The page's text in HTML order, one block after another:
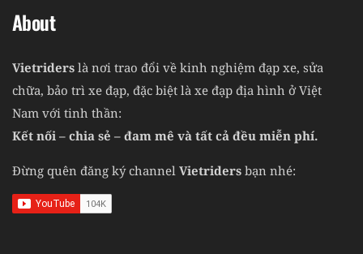
About
Vietriders là nơi trao đổi về kinh nghiệm đạp xe, sửa
chữa, bảo trì xe đạp, đặc biệt là xe đạp địa hình ở Việt
Nam với tinh thần:
Kết nối – chia sẻ – đam mê và tất cả đều miễn phí.
Đừng quên đăng ký channel Vietriders bạn nhé: